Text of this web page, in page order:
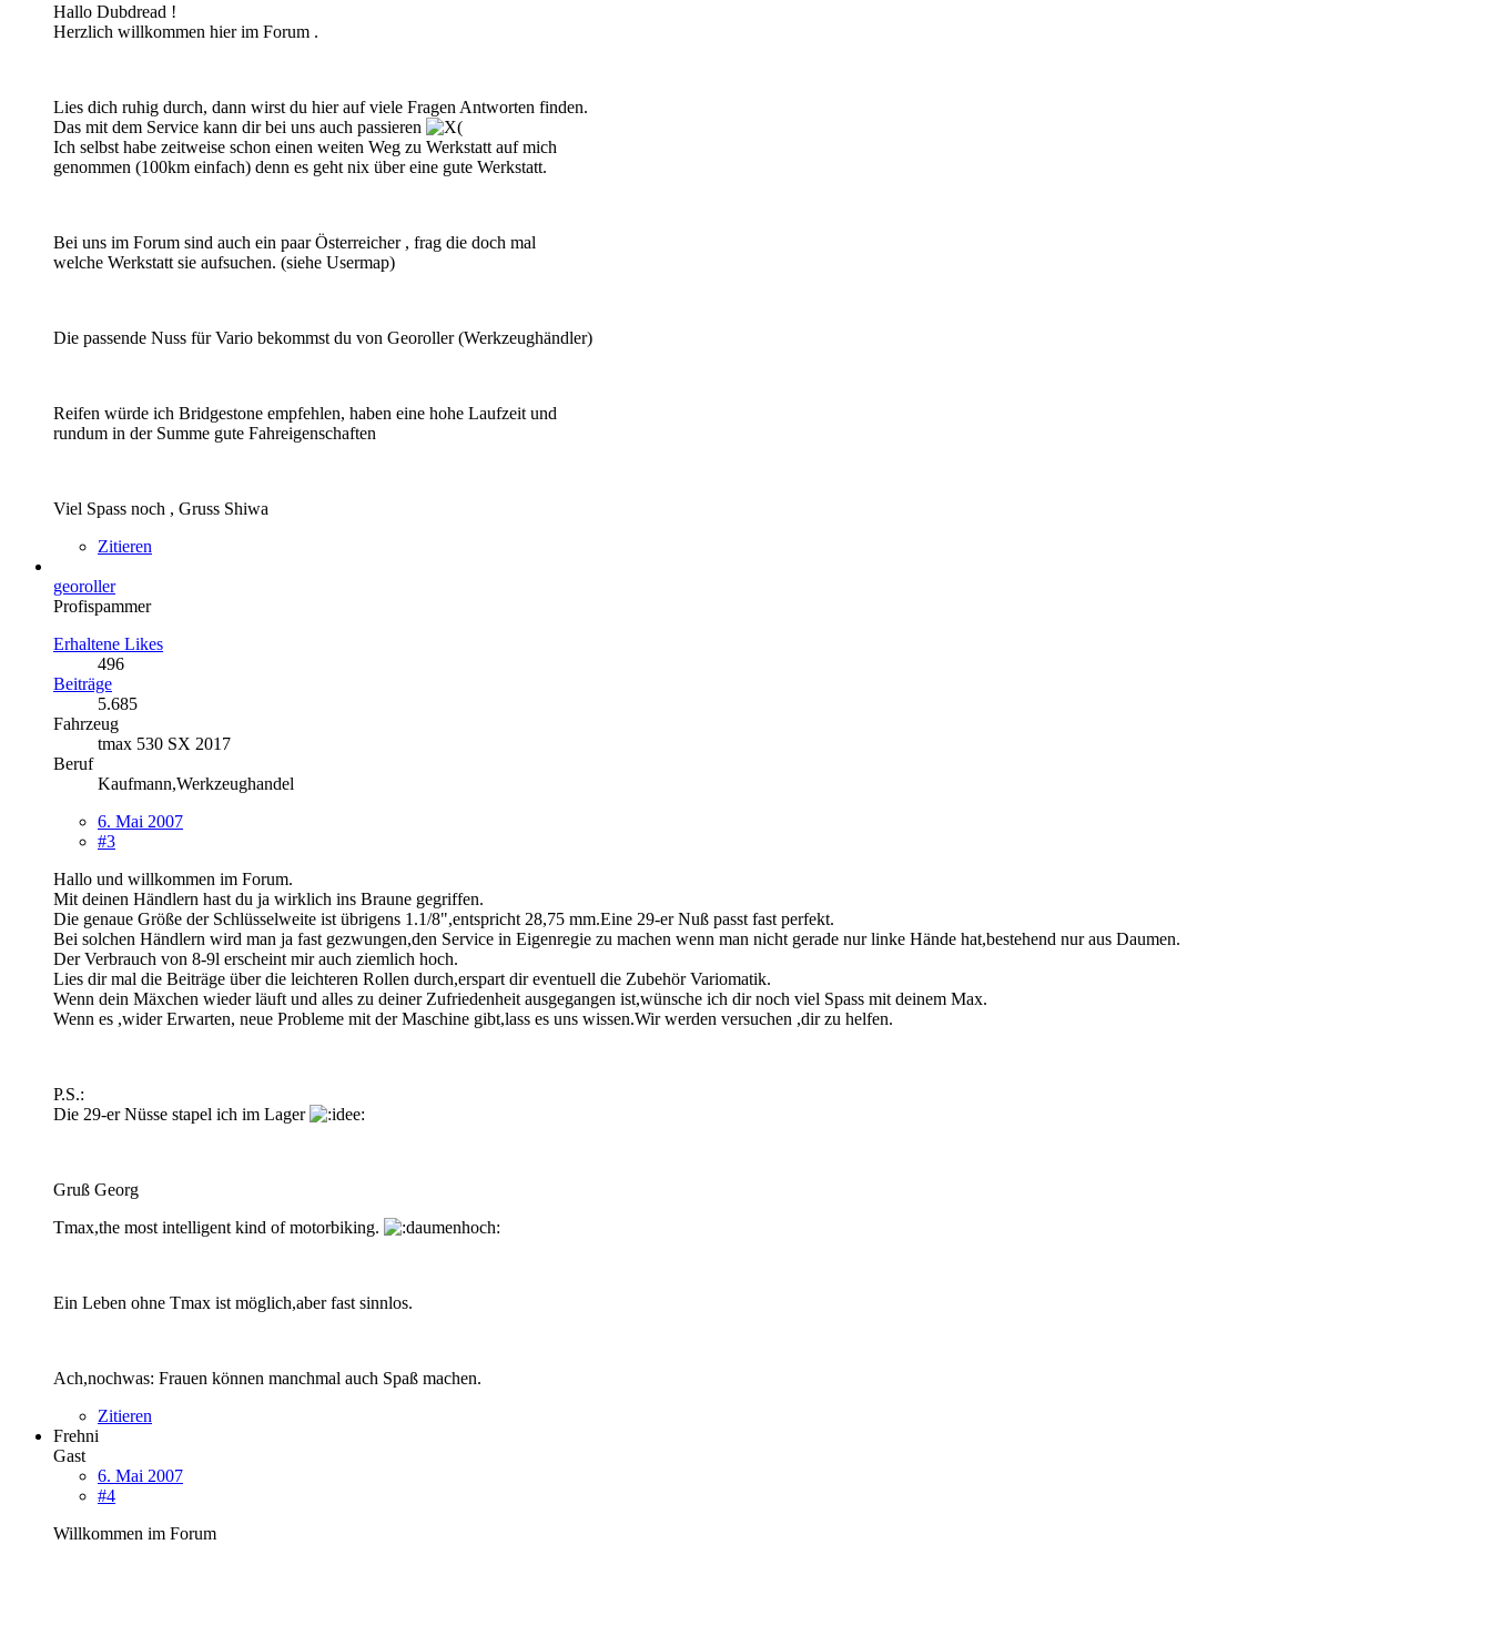
Hallo Dubdread !
Herzlich willkommen hier im Forum .
Lies dich ruhig durch, dann wirst du hier auf viele Fragen Antworten finden.
Das mit dem Service kann dir bei uns auch passieren
Ich selbst habe zeitweise schon einen weiten Weg zu Werkstatt auf mich
genommen (100km einfach) denn es geht nix über eine gute Werkstatt.
Bei uns im Forum sind auch ein paar Österreicher , frag die doch mal
welche Werkstatt sie aufsuchen. (siehe Usermap)
Die passende Nuss für Vario bekommst du von Georoller (Werkzeughändler)
Reifen würde ich Bridgestone empfehlen, haben eine hohe Laufzeit und
rundum in der Summe gute Fahreigenschaften
Viel Spass noch , Gruss Shiwa
Zitieren
georoller
Profispammer
Erhaltene Likes
496
Beiträge
5.685
Fahrzeug
tmax 530 SX 2017
Beruf
Kaufmann,Werkzeughandel
6. Mai 2007
#3
Hallo und willkommen im Forum.
Mit deinen Händlern hast du ja wirklich ins Braune gegriffen.
Die genaue Größe der Schlüsselweite ist übrigens 1.1/8",entspricht 28,75 mm.Eine 29-er Nuß passt fast perfekt.
Bei solchen Händlern wird man ja fast gezwungen,den Service in Eigenregie zu machen wenn man nicht gerade nur linke Hände hat,bestehend nur aus Daumen.
Der Verbrauch von 8-9l erscheint mir auch ziemlich hoch.
Lies dir mal die Beiträge über die leichteren Rollen durch,erspart dir eventuell die Zubehör Variomatik.
Wenn dein Mäxchen wieder läuft und alles zu deiner Zufriedenheit ausgegangen ist,wünsche ich dir noch viel Spass mit deinem Max.
Wenn es ,wider Erwarten, neue Probleme mit der Maschine gibt,lass es uns wissen.Wir werden versuchen ,dir zu helfen.
P.S.:
Die 29-er Nüsse stapel ich im Lager
Gruß Georg
Tmax,the most intelligent kind of motorbiking.
Ein Leben ohne Tmax ist möglich,aber fast sinnlos.
Ach,nochwas: Frauen können manchmal auch Spaß machen.
Zitieren
Frehni
Gast
6. Mai 2007
#4
Willkommen im Forum